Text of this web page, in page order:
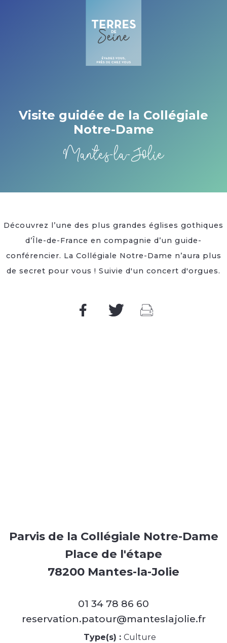
Visite guidée de la Collégiale
Notre-Dame
Mantes-la-Jolie
Découvrez l’une des plus grandes églises gothiques
d’Île-de-France en compagnie d’un guide-
conférencier. La Collégiale Notre-Dame n’aura plus
de secret pour vous ! Suivie d'un concert d'orgues.
Parvis de la Collégiale Notre-Dame
Place de l'étape
78200 Mantes-la-Jolie
01 34 78 86 60
reservation.patour@manteslajolie.fr
Type(s) : Culture